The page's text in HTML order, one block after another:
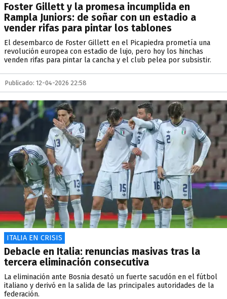
Foster Gillett y la promesa incumplida en
Rampla Juniors: de soñar con un estadio a
vender rifas para pintar los tablones
El desembarco de Foster Gillett en el Picapiedra prometía una
revolución europea con estadio de lujo, pero hoy los hinchas
venden rifas para pintar la cancha y el club pelea por subsistir.
Publicado: 12-04-2026 22:58
ITALIA EN CRISIS
Debacle en Italia: renuncias masivas tras la
tercera eliminación consecutiva
La eliminación ante Bosnia desató un fuerte sacudón en el fútbol
italiano y derivó en la salida de las principales autoridades de la
federación.